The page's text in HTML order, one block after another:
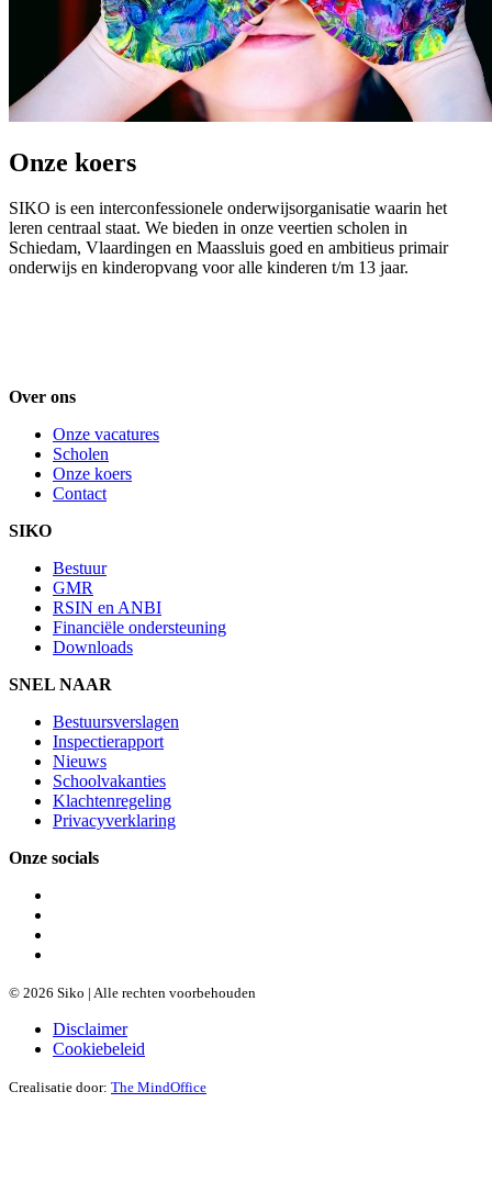
Onze koers
SIKO is een interconfessionele onderwijsorganisatie waarin het
leren centraal staat. We bieden in onze veertien scholen in
Schiedam, Vlaardingen en Maassluis goed en ambitieus primair
onderwijs en kinderopvang voor alle kinderen t/m 13 jaar.
Over ons
Onze vacatures
Scholen
Onze koers
Contact
SIKO
Bestuur
GMR
RSIN en ANBI
Financiële ondersteuning
Downloads
SNEL NAAR
Bestuursverslagen
Inspectierapport
Nieuws
Schoolvakanties
Klachtenregeling
Privacyverklaring
Onze socials
© 2026 Siko | Alle rechten voorbehouden
Disclaimer
Cookiebeleid
Crealisatie door: The MindOffice